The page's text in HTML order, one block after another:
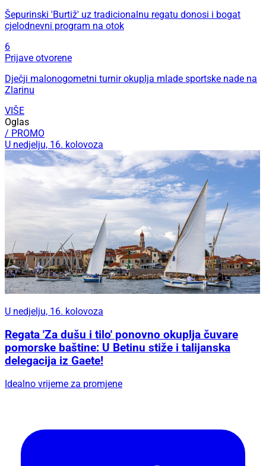
Šepurinski 'Burtiž' uz tradicionalnu regatu donosi i bogat
cjelodnevni program na otok
6
Prijave otvorene
Dječji malonogometni turnir okuplja mlade sportske nade na
Zlarinu
VIŠE
Oglas
/ PROMO
U nedjelju, 16. kolovoza
U nedjelju, 16. kolovoza
Regata 'Za dušu i tilo' ponovno okuplja čuvare
pomorske baštine: U Betinu stiže i talijanska
delegacija iz Gaete!
Idealno vrijeme za promjene